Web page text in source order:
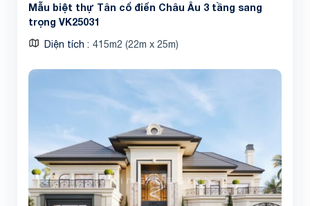
Mẫu biệt thự Tân cổ điển Châu Âu 3 tầng sang
trọng VK25031
Diện tích 415m2 (22m x 25m)